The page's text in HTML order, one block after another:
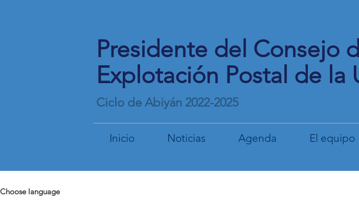
Presidente del Consejo
Explotación Postal de la
Ciclo de Abiyán 2022-2025
Inicio Noticias Agenda El equipo
Choose language